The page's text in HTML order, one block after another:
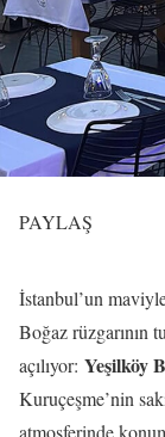
PAYLAŞ
İstanbul’un maviyle
Boğaz rüzgarının
açılıyor: Yeşilköy
Kuruçeşme’nin
atmosferinde